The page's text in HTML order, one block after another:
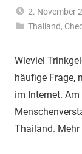
2. November
Thailand,
Wieviel
häufige Frage,
im Internet.
Thailand.